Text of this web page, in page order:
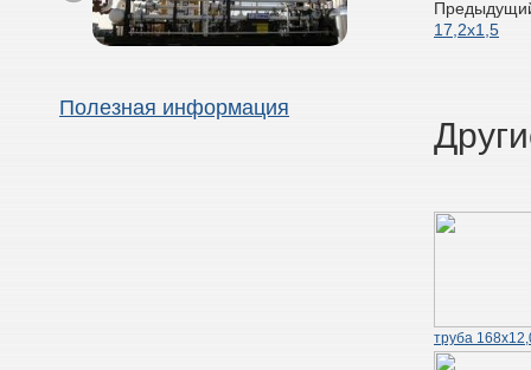
Полезная информация
17,2х1,5
труба